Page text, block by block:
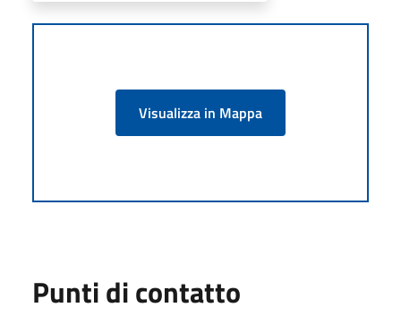
Visualizza in Mappa
Punti di contatto